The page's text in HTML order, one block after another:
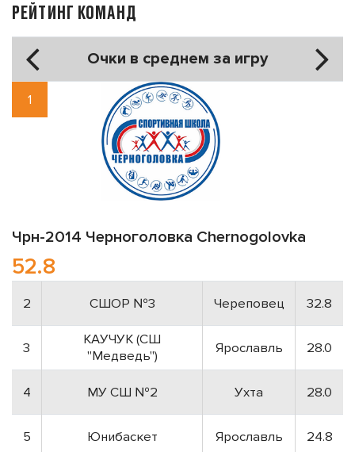
РЕЙТИНГ КОМАНД
Очки в среднем за игру
1
Чрн-2014 Черноголовка Chernogolovka
52.8
2 СШОР №3 Череповец 32.8
3
КАУЧУК (СШ
"Медведь")
Ярославль 28.0
4 МУ СШ №2 Ухта 28.0
5 Юнибаскет Ярославль 24.8